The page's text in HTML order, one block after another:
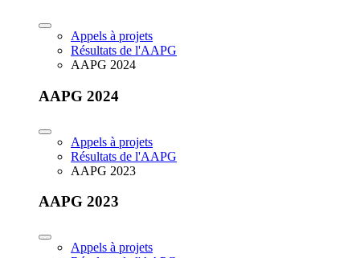
Appels à projets
Résultats de l'AAPG
AAPG 2024
AAPG 2024
Appels à projets
Résultats de l'AAPG
AAPG 2023
AAPG 2023
Appels à projets